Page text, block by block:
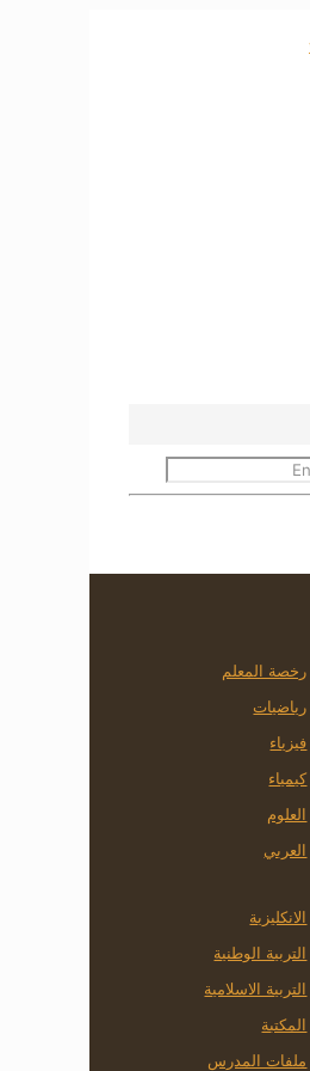
رخصة المعلم
رياضيات
فيزياء
كيمياء
العلوم
العربي
الانكليزية
التربية الوطنية
التربية الاسلامية
المكتبة
ملفات المدرس